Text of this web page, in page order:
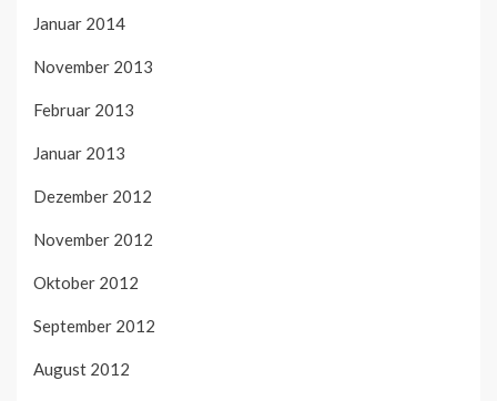
Januar 2014
November 2013
Februar 2013
Januar 2013
Dezember 2012
November 2012
Oktober 2012
September 2012
August 2012